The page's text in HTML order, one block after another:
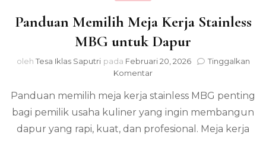
Panduan Memilih Meja Kerja Stainless
MBG untuk Dapur
oleh Tesa Iklas Saputri pada Februari 20, 2026
Tinggalkan
Komentarpada
Memilih
Meja
Kerja
Stainless
Panduan memilih meja kerja stainless MBG penting
bagi pemilik usaha kuliner yang ingin membangun
dapur yang rapi, kuat, dan profesional. Meja kerja